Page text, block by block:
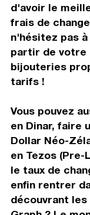
d'avoir le
frais de
n'hésitez pas
partir de votre
bijouteries
tarifs !
Vous pouvez
en Dinar, faire
Dollar Néo-
en Tezos
le taux de
enfin rentrer
découvrant les